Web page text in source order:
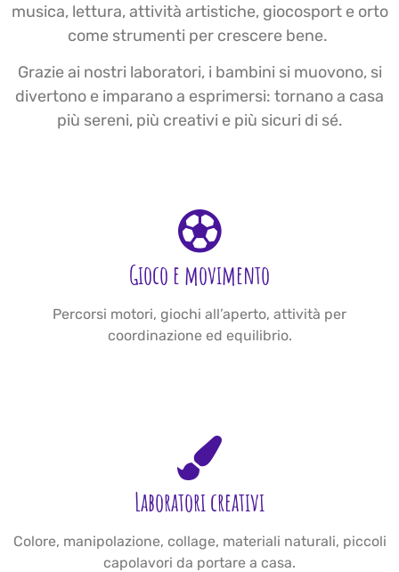
musica, lettura, attività artistiche, giocosport e orto
come strumenti per crescere bene.
Grazie ai nostri laboratori, i bambini si muovono, si
divertono e imparano a esprimersi: tornano a casa
più sereni, più creativi e più sicuri di sé.
Gioco e movimento
Percorsi motori, giochi all’aperto, attività per
coordinazione ed equilibrio.
Laboratori creativi
Colore, manipolazione, collage, materiali naturali, piccoli
capolavori da portare a casa.